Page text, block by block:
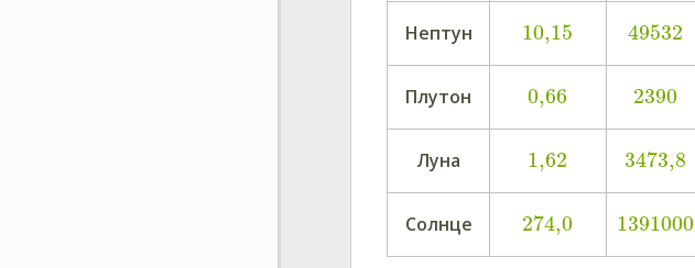
Нептун 10,15 49532
Плутон 0,66 2390
Луна 1,62 3473,8
Солнце 274,0 1391000